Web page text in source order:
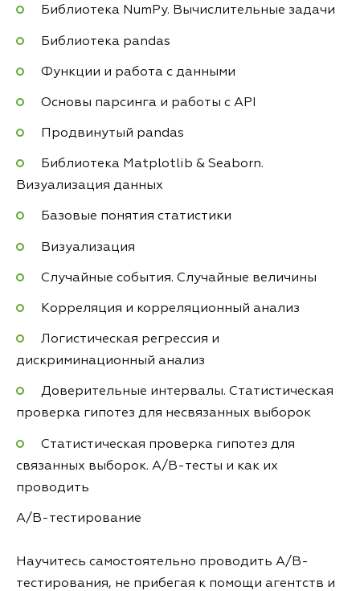
Библиотека NumPy. Вычислительные задачи
Библиотека pandas
Функции и работа с данными
Основы парсинга и работы с API
Продвинутый pandas
Библиотека Matplotlib & Seaborn.
Визуализация данных
Базовые понятия статистики
Визуализация
Случайные события. Случайные величины
Корреляция и корреляционный анализ
Логистическая регрессия и
дискриминационный анализ
Доверительные интервалы. Статистическая
проверка гипотез для несвязанных выборок
Статистическая проверка гипотез для
связанных выборок. A/B-тесты и как их
проводить
A/B-тестирование
Научитесь самостоятельно проводить A/B-
тестирования, не прибегая к помощи агентств и